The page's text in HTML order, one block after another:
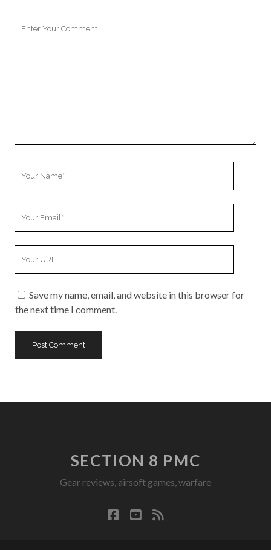
Save my name, email, and website in this browser for
the next time I comment.
SECTION 8 PMC
Gear reviews, airsoft games, warfare
facebook
youtube
rss